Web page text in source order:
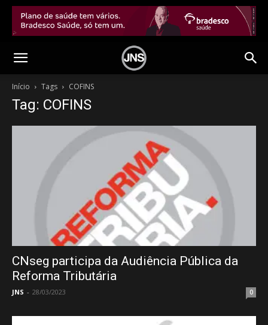
Início Tags COFINS
Tag: COFINS
CNseg participa da Audiência Pública da
Reforma Tributária
JNS - 28/03/2023 0